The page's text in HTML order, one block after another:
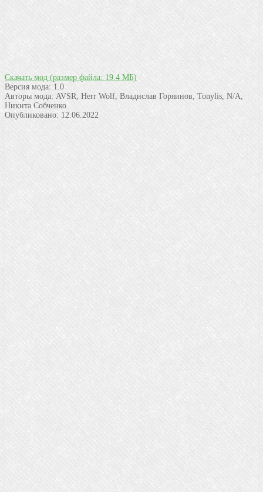
Скачать мод(размер файла: 19.4 МБ)
Версия мода: 1.0
Авторы мода: AVSR, Herr Wolf, Владислав Горяинов, Tonylis, N/A,
Никита Собченко
Опубликовано: 12.06.2022